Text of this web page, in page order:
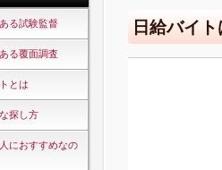
る試験監督
る覆面調査
とは
探し方
におすすめなの
日給バイ